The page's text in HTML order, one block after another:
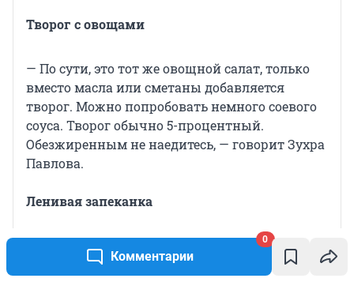
Комментарии
0
Творог с овощами
— По сути, это тот же овощной салат, только
вместо масла или сметаны добавляется
творог. Можно попробовать немного соевого
соуса. Творог обычно 5-процентный.
Обезжиренным не наедитесь, — говорит Зухра
Павлова.
Ленивая запеканка
Вбейте в творог яйцо, добавьте немного
изюма и отправляйте всё это в